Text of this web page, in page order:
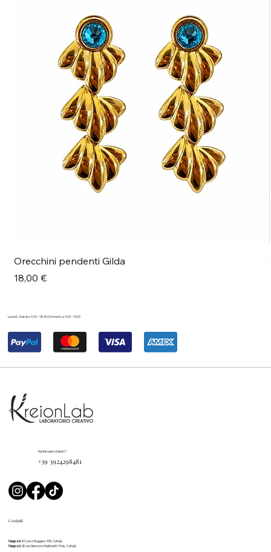
Orecchini pendenti Gilda
Prezzo
18,00 €
Contatti
Negozio 1:Corso Ruggero 105, Cefalù
Negozio 2:via Giacomo Matteotti 11 bis, Cefalù
Hai bisogno d'aiuto?
+39 3924298481
Lunedì – Sabato: 9.00 – 18.00 | Domenica: 9.00 – 14.00